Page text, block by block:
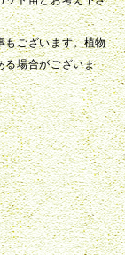
もございます。植物
る場合がございま